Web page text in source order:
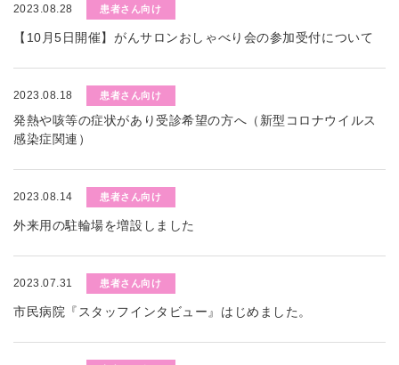
2023.08.28 患者さん向け
【10月5日開催】がんサロンおしゃべり会の参加受付について
2023.08.18 患者さん向け
発熱や咳等の症状があり受診希望の方へ（新型コロナウイルス
感染症関連）
2023.08.14 患者さん向け
外来用の駐輪場を増設しました
2023.07.31 患者さん向け
市民病院『スタッフインタビュー』はじめました。